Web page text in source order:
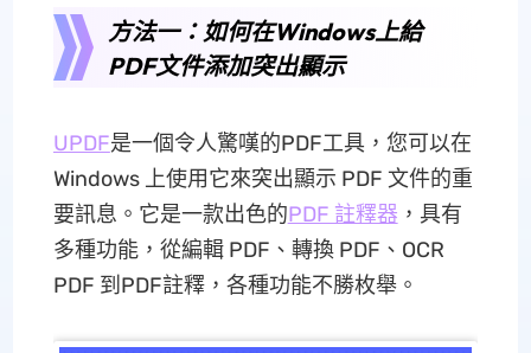
方法一：如何在Windows上給
PDF文件添加突出顯示
UPDF是一個令人驚嘆的PDF工具，您可以在
Windows 上使用它來突出顯示 PDF 文件的重
要訊息。它是一款出色的PDF 註釋器 ，具有
多種功能，從編輯 PDF、轉換 PDF、OCR
PDF 到PDF註釋，各種功能不勝枚舉。